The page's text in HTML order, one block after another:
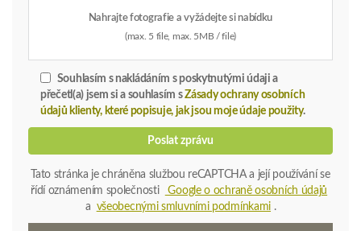
Nahrajte fotografie a vyžádejte si nabídku
(max. 5 file, max. 5MB / file)
Souhlasím s nakládáním s poskytnutými údaji a
přečetl(a) jsem si a souhlasím sZásady ochrany osobních
údajů klienty, které popisuje, jak jsou moje údaje použity.
Poslat zprávu
Tato stránka je chráněna službou reCAPTCHA a její používání se
řídí oznámením společnosti
Google o ochraně osobních údajů
a všeobecnými smluvními podmínkami .